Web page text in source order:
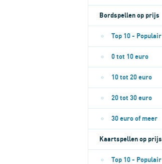
Bordspellen op prijs
Top 10 - Populair
0 tot 10 euro
10 tot 20 euro
20 tot 30 euro
30 euro of meer
Kaartspellen op prijs
Top 10 - Populair